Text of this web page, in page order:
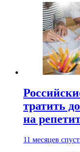
тратить
на
11 месяцев